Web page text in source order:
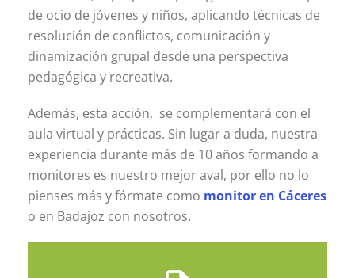
de ocio de jóvenes y niños, aplicando técnicas de
resolución de conflictos, comunicación y
dinamización grupal desde una perspectiva
pedagógica y recreativa.
Además, esta acción, se complementará con el
aula virtual y prácticas. Sin lugar a duda, nuestra
experiencia durante más de 10 años formando a
monitores es nuestro mejor aval, por ello no lo
pienses más y fórmate como monitor en Cáceres
o en Badajoz con nosotros.